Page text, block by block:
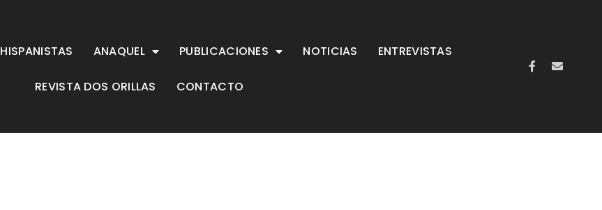
HISPANISTAS ANAQUEL PUBLICACIONES NOTICIAS ENTREVISTAS
REVISTA DOS ORILLAS CONTACTO